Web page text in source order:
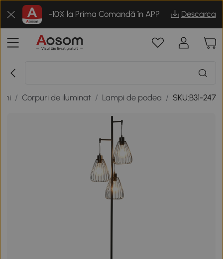
-10% la Prima Comandă în APP Descarca
/ Corpuri de iluminat / Lampi de podea / SKU:B31-247